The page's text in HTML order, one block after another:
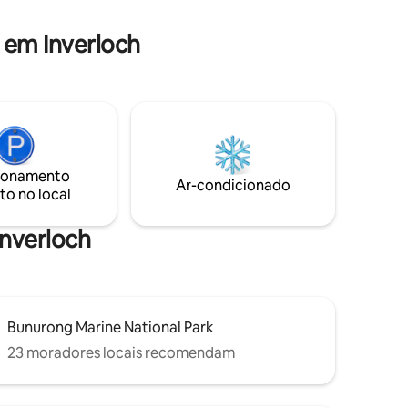
local e cafés.
Inverloch
no local
Ar-condicionado
Bunurong Marine National Park
23 moradores locais recomendam